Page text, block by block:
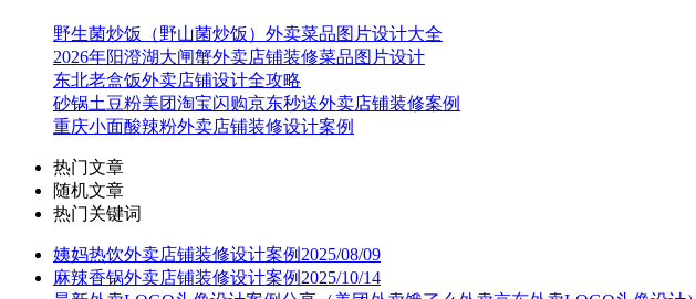
野生菌炒饭（野山菌炒饭）外卖菜品图片设计大全
2026年阳澄湖大闸蟹外卖店铺装修菜品图片设计
东北老盒饭外卖店铺设计全攻略
砂锅土豆粉美团淘宝闪购京东秒送外卖店铺装修案例
重庆小面酸辣粉外卖店铺装修设计案例
热门文章
随机文章
热门关键词
姨妈热饮外卖店铺装修设计案例2025/08/09
麻辣香锅外卖店铺装修设计案例2025/10/14